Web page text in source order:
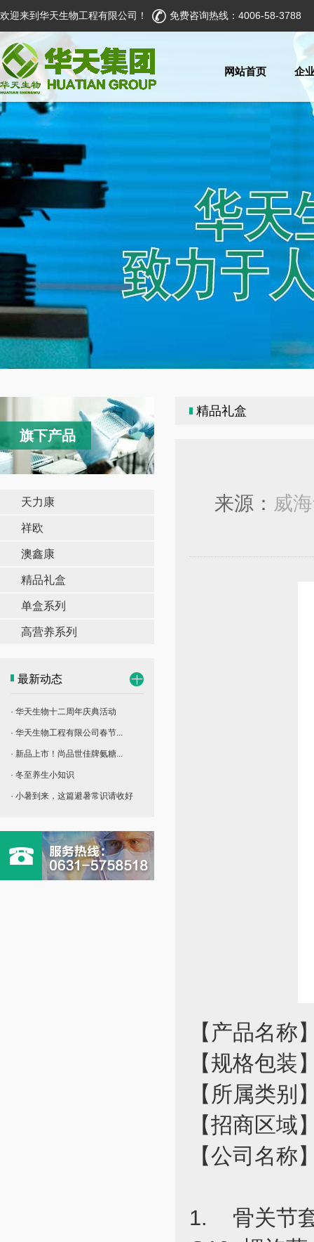
欢迎来到华天生物工程有限公司！ 免费咨询热线：4006-58-3788
网站首页 企
旗下产品
天力康
祥欧
澳鑫康
精品礼盒
单盒系列
高营养系列
最新动态
· 华天生物十二周年庆典活动
· 华天生物工程有限公司春节...
· 新品上市！尚品世佳牌氨糖...
· 冬至养生小知识
· 小暑到来，这篇避暑常识请收好
精品礼盒
来源： 威
【产品名
【规格包装
【所属类
【招商区域
【公司名称
1. 骨关节套